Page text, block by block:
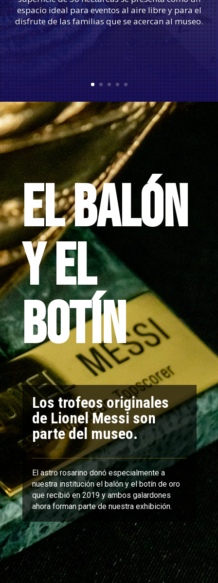
Es el espacio de bienvenida al museo en dónde se
encuentra la recepción para recibir información y
comenzar tu visita.
EL BALÓN
Y EL
BOTÍN
Los trofeos originales
de Lionel Messi son
parte del museo.
El astro rosarino donó especialmente a
nuestra institución el balón y el botín de oro
que recibió en 2019 y ambos galardones
ahora forman parte de nuestra exhibición.